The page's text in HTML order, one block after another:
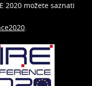
2020 možete saznati
.